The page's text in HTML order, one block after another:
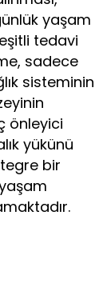
yaşam
tedavi
sadece
sisteminin
önleyici
yükünü
bir